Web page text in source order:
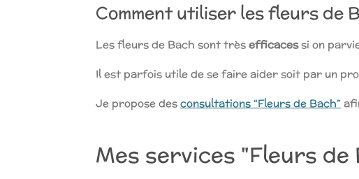
Comment utiliser les fleurs de
Les fleurs de Bach sont trèsefficacessi on
Il est parfois utile de se faire aider soit par un
Je propose desconsultations “Fleurs de Bach”
Mes services "Fleurs de